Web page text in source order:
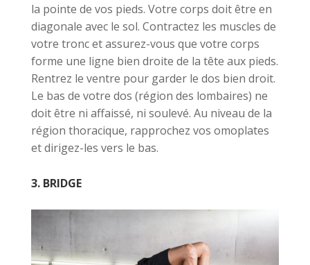
la pointe de vos pieds. Votre corps doit être en
diagonale avec le sol. Contractez les muscles de
votre tronc et assurez-vous que votre corps
forme une ligne bien droite de la tête aux pieds.
Rentrez le ventre pour garder le dos bien droit.
Le bas de votre dos (région des lombaires) ne
doit être ni affaissé, ni soulevé. Au niveau de la
région thoracique, rapprochez vos omoplates
et dirigez-les vers le bas.
3. BRIDGE